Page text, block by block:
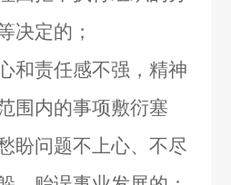
决定的；
责任感不强，精神
围内的事项敷衍塞
盼问题不上心、不尽